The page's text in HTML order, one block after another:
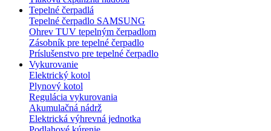
Tepelné čerpadlá
Tepelné čerpadlo SAMSUNG
Ohrev TUV tepelným čerpadlom
Zásobník pre tepelné čerpadlo
Príslušenstvo pre tepelné čerpadlo
Vykurovanie
Elektrický kotol
Plynový kotol
Regulácia vykurovania
Akumulačná nádrž
Elektrická výhrevná jednotka